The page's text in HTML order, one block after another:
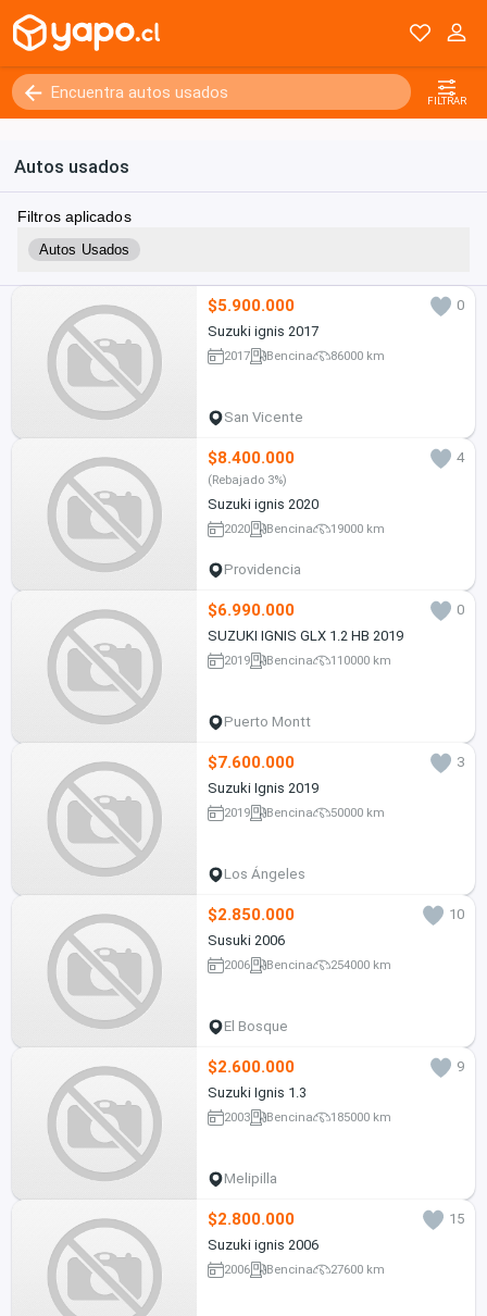
FILTRAR
Autos usados
Filtros aplicados
Autos Usados
$5.900.000
0
Suzuki ignis 2017
2017 Bencina 86000 km
San Vicente
$8.400.000 4
(Rebajado 3%)
Suzuki ignis 2020
2020 Bencina 19000 km
Providencia
$6.990.000
0
SUZUKI IGNIS GLX 1.2 HB 2019
2019 Bencina 110000 km
Puerto Montt
$7.600.000
3
Suzuki Ignis 2019
2019 Bencina 50000 km
Los Ángeles
$2.850.000
10
Susuki 2006
2006 Bencina 254000 km
El Bosque
$2.600.000
9
Suzuki Ignis 1.3
2003 Bencina 185000 km
Melipilla
$2.800.000
15
Suzuki ignis 2006
2006 Bencina 27600 km